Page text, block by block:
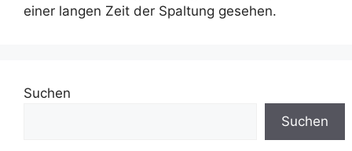
einer langen Zeit der Spaltung gesehen.
Suchen
Suchen